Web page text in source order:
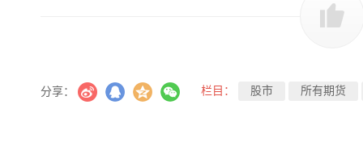
分享： 栏目： 股市 所有期货